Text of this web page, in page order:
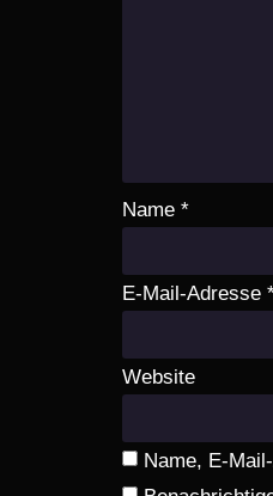
Name *
E-Mail-Adresse
Website
Name, E-